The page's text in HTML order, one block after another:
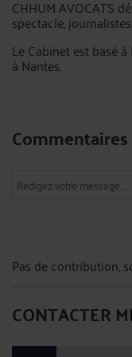
CHHUM AVOCATS
spectacle,
Le Cabinet est basé
à Nantes.
Commentaires
Pas de contribution,
CONTACTER